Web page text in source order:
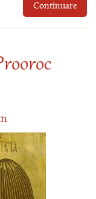
Continuare